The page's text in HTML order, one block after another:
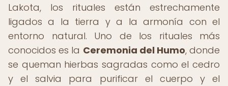
Lakota, los rituales están estrechamente
ligados a la tierra y a la armonía con el
entorno natural. Uno de los rituales más
conocidos es la Ceremonia del Humo, donde
se queman hierbas sagradas como el cedro
y el salvia para purificar el cuerpo y el